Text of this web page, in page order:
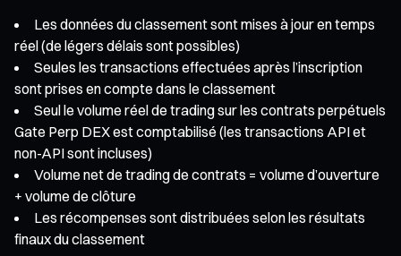
Les données du classement sont mises à jour en temps
réel (de légers délais sont possibles)
Seules les transactions effectuées après l’inscription
sont prises en compte dans le classement
Seul le volume réel de trading sur les contrats perpétuels
Gate Perp DEX est comptabilisé (les transactions API et
non-API sont incluses)
Volume net de trading de contrats = volume d’ouverture
+ volume de clôture
Les récompenses sont distribuées selon les résultats
finaux du classement